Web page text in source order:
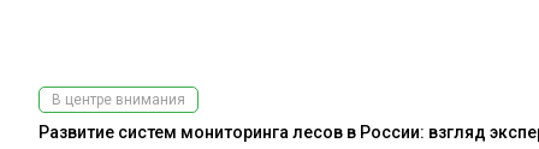
В центре внимания
Развитие систем мониторинга лесов в России: взгляд